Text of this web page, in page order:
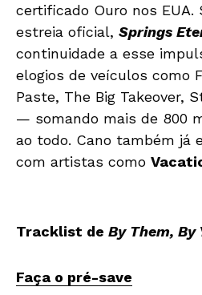
certificado Ouro nos EUA.
estreia oficial, Springs
continuidade a esse
elogios de veículos como
Paste, The Big Takeover,
— somando mais de 800
ao todo. Cano também já
com artistas como
Tracklist de By Them, By
Faça o pré-save